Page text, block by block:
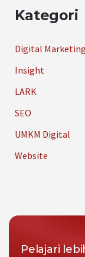
Kategori
Digital
Insight
LARK
SEO
UMKM Digital
Website
Pelajari